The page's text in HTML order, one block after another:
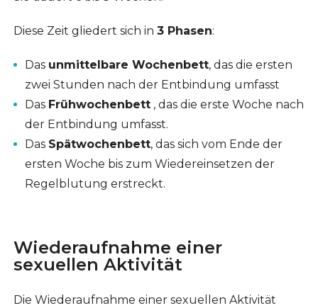
Diese Zeit gliedert sich in 3 Phasen:
Das unmittelbare Wochenbett, das die ersten
zwei Stunden nach der Entbindung umfasst
Das Frühwochenbett, das die erste Woche nach
der Entbindung umfasst.
Das Spätwochenbett, das sich vom Ende der
ersten Woche bis zum Wiedereinsetzen der
Regelblutung erstreckt.
Wiederaufnahme einer
sexuellen Aktivität
Die Wiederaufnahme einer sexuellen Aktivität